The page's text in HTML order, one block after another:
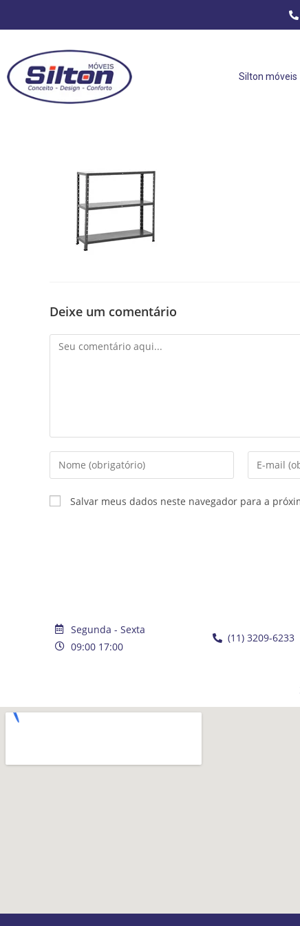
Silton móveis
Deixe um comentário
Salvar meus dados neste navegador para a
Segunda - Sexta
09:00 17:00
(11) 3209-6233